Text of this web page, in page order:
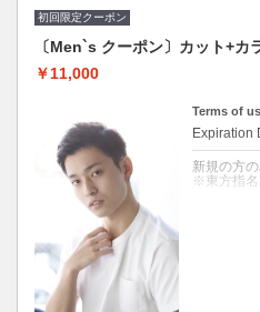
初回限定クーポン
〔Men`s クーポン〕カット+カ
￥11,000
Terms of
Expiration
新規の方
※東方指名